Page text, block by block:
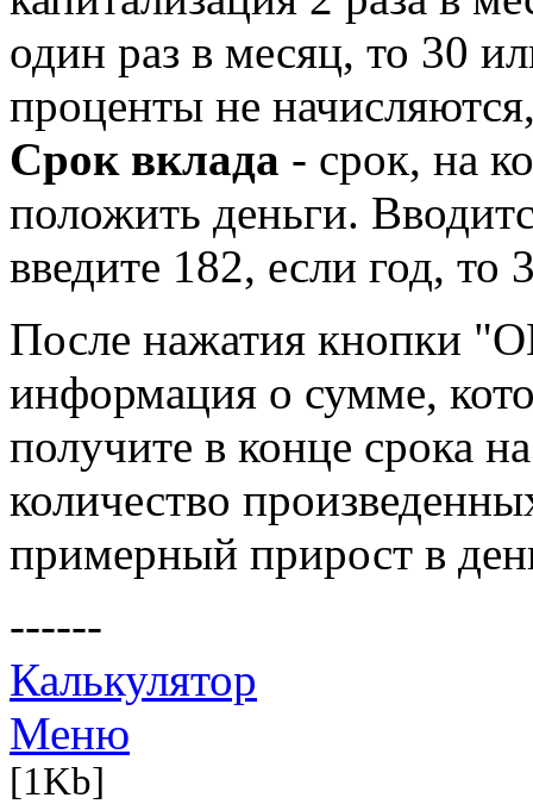
один раз в месяц, то 30
проценты не
Срок вклада - срок, на
положить деньги.
введите 182, если год, то
После нажатия кнопки
информация о сумме,
получите в конце срока
количество
примерный прирост в
------
Калькулятор
Меню
[1Kb]